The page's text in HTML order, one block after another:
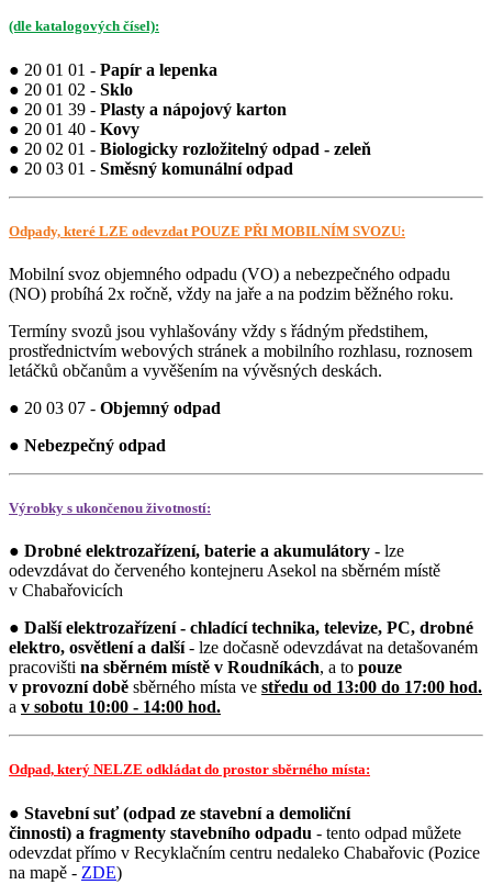
(dle katalogových čísel):
● 20 01 01 - Papír a lepenka
● 20 01 02 - Sklo
● 20 01 39 - Plasty a nápojový karton
● 20 01 40 - Kovy
● 20 02 01 - Biologicky rozložitelný odpad - zeleň
● 20 03 01 - Směsný komunální odpad
Odpady, které LZE odevzdat POUZE PŘI MOBILNÍM SVOZU:
Mobilní svoz objemného odpadu (VO) a nebezpečného odpadu
(NO) probíhá 2x ročně, vždy na jaře a na podzim běžného roku.
Termíny svozů jsou vyhlašovány vždy s řádným předstihem,
prostřednictvím webových stránek a mobilního rozhlasu, roznosem
letáčků občanům a vyvěšením na vývěsných deskách.
● 20 03 07 - Objemný odpad
● Nebezpečný odpad
Výrobky s ukončenou životností:
● Drobné elektrozařízení, baterie a akumulátory - lze
odevzdávat do červeného kontejneru Asekol na sběrném místě
v Chabařovicích
● Další elektrozařízení - chladící technika, televize, PC, drobné
elektro, osvětlení a další- lze dočasně odevzdávat na detašovaném
pracovišti na sběrném místě v Roudníkách, a to pouze
v provozní době sběrného místa ve středu od 13:00 do 17:00 hod.
a v sobotu 10:00 - 14:00 hod.
Odpad, který NELZE odkládat do prostor sběrného místa:
● Stavební suť (odpad ze stavební a demoliční
činnosti) a fragmenty stavebního odpadu - tento odpad můžete
odevzdat přímo v Recyklačním centru nedaleko Chabařovic (Pozice
na mapě - ZDE)